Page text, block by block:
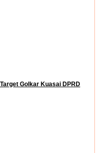
Golkar Kuasai DPRD